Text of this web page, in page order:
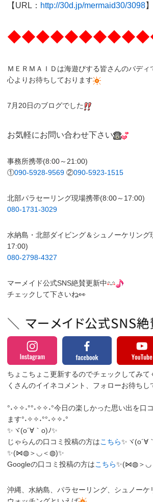
【URL： http://30d.jp/mermaid30/3098】
ＭＥＲＭＡＩＤは海遊びする皆さんのバディ
心よりお待ちしております
7月20日のブログでした
お気軽にお問い合わせ下さい
事務所携帯(8:00～21:00)
①090-5928-9569 ②090-5923-1515
北部パラセーリング現場携帯(8:00～17:00)
080-1731-3029
水納島・北部ダイビング＆シュノーケリング
17:00)
080-2798-4327
マーメイド公式SNS絶賛更新中
チェックして下さいね👀
ちょこちょこ更新するのでチェックしてみて
くさんのイイネコメント、フォローお待ちし
°˖✧✧˖°°˖✧✧˖°今日の楽しかった思い出を口
ます°˖✧✧˖°°˖✧✧˖°
✨ヾ(o´∀｀o)ﾉ✨
じゃらんの口コミ投稿の方はこちら✨ヾ(o´∀
✨(⋈◍＞◡＜◍)✨
Googleの口コミ投稿の方はこちら✨(⋈◍＞◡
沖縄、水納島、パラセーリング、シュノーケ